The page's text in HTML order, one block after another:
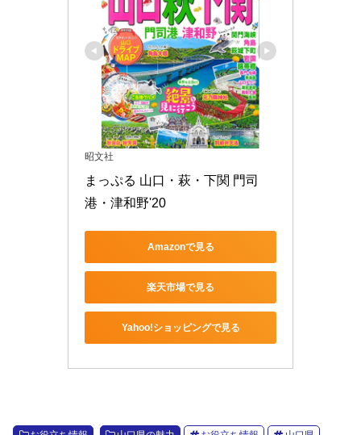
昭文社
まっぷる 山口・萩・下関 門司
港・津和野'20
Amazonで見る
楽天市場で見る
Yahoo!ショッピングで見る